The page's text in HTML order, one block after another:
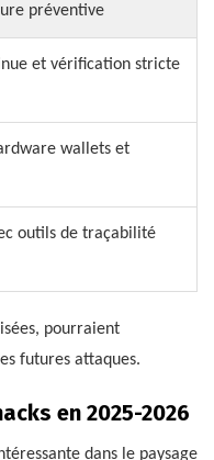
préventive
et vérification stricte
wallets et
outils de traçabilité
pourraient
futures attaques.
en 2025-2026
dans le paysage